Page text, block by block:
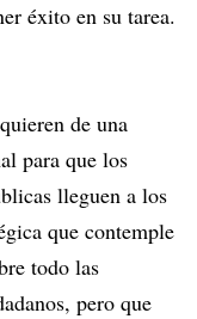
éxito en su tarea.
de una
para que los
lleguen a los
que contemple
todo las
pero que